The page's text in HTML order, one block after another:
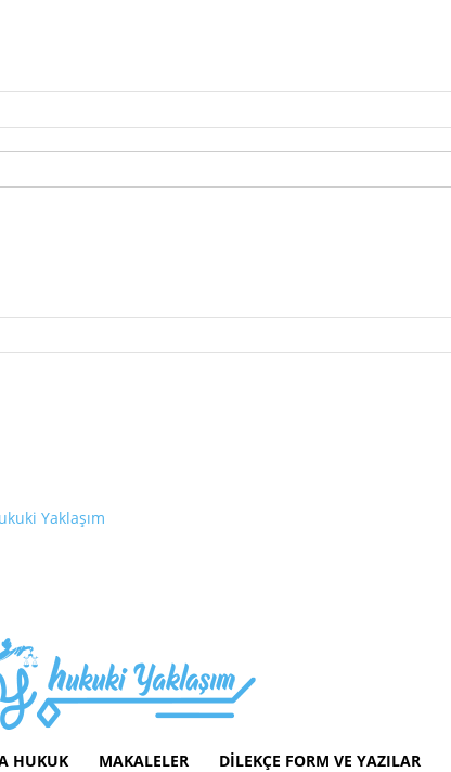
Yaklaşım
HUKUK MAKALELER DILEKÇE FORM VE YAZILAR